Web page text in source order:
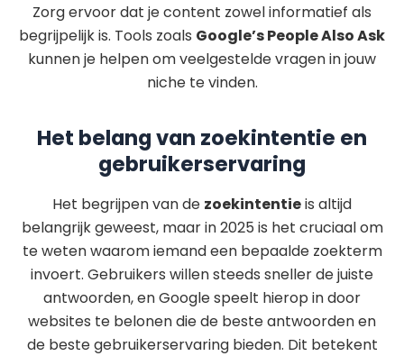
Zorg ervoor dat je content zowel informatief als
begrijpelijk is. Tools zoals Google’s People Also Ask
kunnen je helpen om veelgestelde vragen in jouw
niche te vinden.
Het belang van zoekintentie en
gebruikerservaring
Het begrijpen van de zoekintentieis altijd
belangrijk geweest, maar in 2025 is het cruciaal om
te weten waarom iemand een bepaalde zoekterm
invoert. Gebruikers willen steeds sneller de juiste
antwoorden, en Google speelt hierop in door
websites te belonen die de beste antwoorden en
de beste gebruikerservaring bieden. Dit betekent